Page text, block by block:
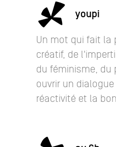
youpi
Un mot qui fait la
créatif, de
du féminisme, du
ouvrir un
réactivité et la